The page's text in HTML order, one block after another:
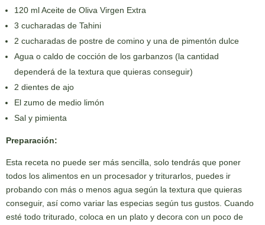
120 ml Aceite de Oliva Virgen Extra
3 cucharadas de Tahini
2 cucharadas de postre de comino y una de pimentón dulce
Agua o caldo de cocción de los garbanzos (la cantidad
dependerá de la textura que quieras conseguir)
2 dientes de ajo
El zumo de medio limón
Sal y pimienta
Preparación:
Esta receta no puede ser más sencilla, solo tendrás que poner
todos los alimentos en un procesador y triturarlos, puedes ir
probando con más o menos agua según la textura que quieras
conseguir, así como variar las especias según tus gustos. Cuando
esté todo triturado, coloca en un plato y decora con un poco de